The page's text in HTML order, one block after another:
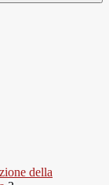
della